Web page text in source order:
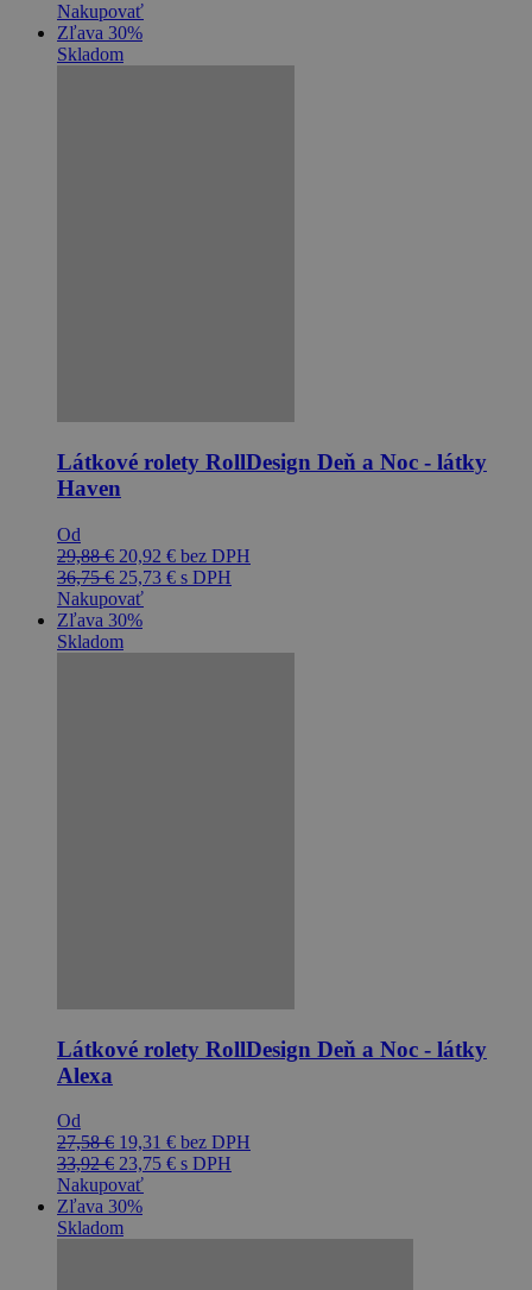
Nakupovať
Zľava 30%
Skladom
Látkové rolety RollDesign Deň a Noc - látky
Haven
Od
29,88€ 20,92 € bez DPH
36,75€ 25,73 € s DPH
Nakupovať
Zľava 30%
Skladom
Látkové rolety RollDesign Deň a Noc - látky
Alexa
Od
27,58€ 19,31 € bez DPH
33,92€ 23,75 € s DPH
Nakupovať
Zľava 30%
Skladom